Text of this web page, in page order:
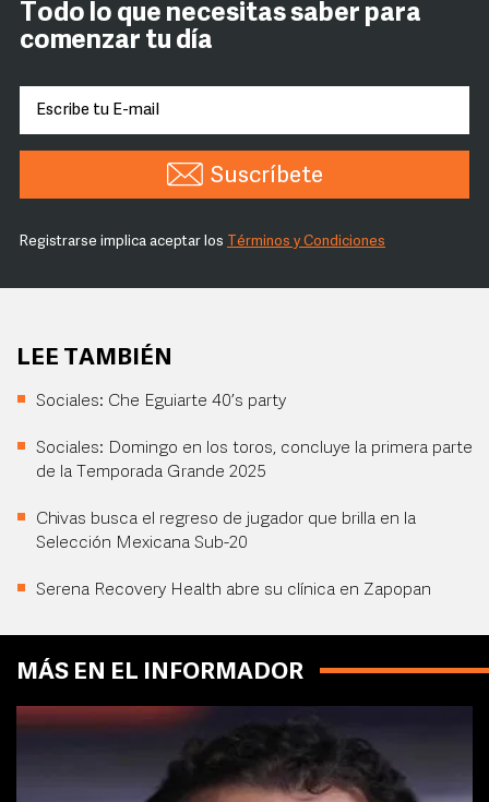
Todo lo que necesitas saber para
comenzar tu día
Suscríbete
Registrarse implica aceptar los Términos y Condiciones
LEE TAMBIÉN
Sociales: Che Eguiarte 40’s party
Sociales: Domingo en los toros, concluye la primera parte
de la Temporada Grande 2025
Chivas busca el regreso de jugador que brilla en la
Selección Mexicana Sub-20
Serena Recovery Health abre su clínica en Zapopan
MÁS EN EL INFORMADOR